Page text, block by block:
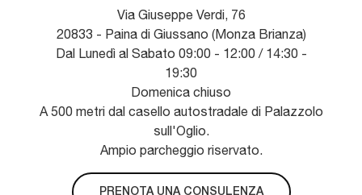
Via Giuseppe Verdi, 76
20833 - Paina di Giussano (Monza Brianza)
Dal Lunedì al Sabato 09:00 - 12:00 / 14:30 -
19:30
Domenica chiuso
A 500 metri dal casello autostradale di Palazzolo
sull'Oglio.
Ampio parcheggio riservato.
PRENOTA UNA CONSULENZA